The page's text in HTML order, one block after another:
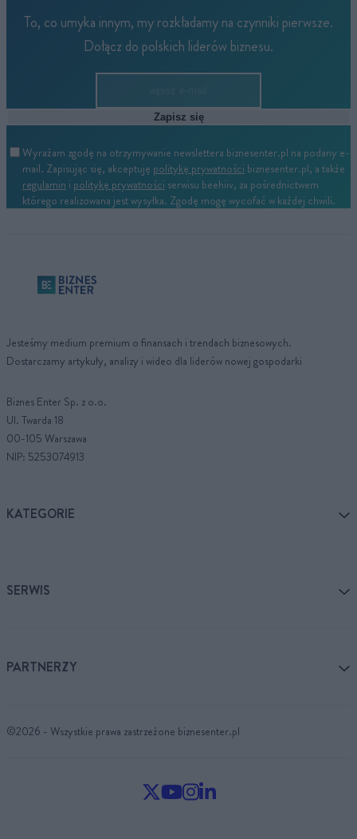
To, co umyka innym, my rozkładamy na czynniki pierwsze.
Dołącz do polskich liderów biznesu.
Zapisz się
Wyrażam zgodę na otrzymywanie newslettera biznesenter.pl na podany e-
mail. Zapisując się, akceptuję politykę prywatności biznesenter.pl, a także
regulamin i politykę prywatności serwisu beehiiv, za pośrednictwem
którego realizowana jest wysyłka. Zgodę mogę wycofać w każdej chwili.
Jesteśmy medium premium o finansach i trendach biznesowych.
Dostarczamy artykuły, analizy i wideo dla liderów nowej gospodarki
Biznes Enter Sp. z o.o.
Ul. Twarda 18
00-105 Warszawa
NIP: 5253074913
KATEGORIE
SERWIS
PARTNERZY
©2026 - Wszystkie prawa zastrzeżone biznesenter.pl